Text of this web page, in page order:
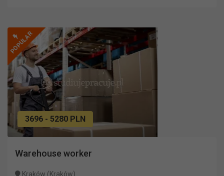
POPULAR
3696 - 5280 PLN
Warehouse worker
Kraków (Kraków)